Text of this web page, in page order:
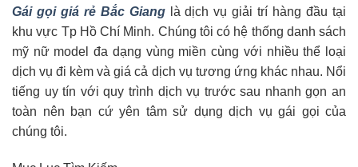
Gái gọi giá rẻ Bắc Gianglà dịch vụ giải trí hàng đầu tại
khu vực Tp Hồ Chí Minh. Chúng tôi có hệ thống danh sách
mỹ nữ model đa dạng vùng miền cùng với nhiều thể loại
dịch vụ đi kèm và giá cả dịch vụ tương ứng khác nhau. Nổi
tiếng uy tín với quy trình dịch vụ trước sau nhanh gọn an
toàn nên bạn cứ yên tâm sử dụng dịch vụ gái gọi của
chúng tôi.